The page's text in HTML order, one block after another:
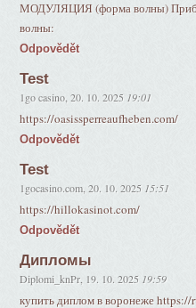
МОДУЛЯЦИЯ (форма волны)
волны:
Odpovědět
Test
1go casino ,20. 10. 2025 19:01
https://oasissperreaufheben.com/
Odpovědět
Test
1gocasino.com ,20. 10. 2025 15:51
https://hillokasinot.com/
Odpovědět
Дипломы
Diplomi_knPr 19. 10. 2025 19:59
купить диплом в воронеже